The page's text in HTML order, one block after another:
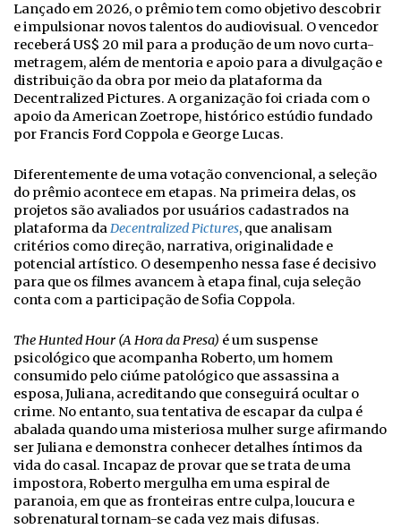
Lançado em 2026, o prêmio tem como objetivo descobrir
e impulsionar novos talentos do audiovisual. O vencedor
receberá US$ 20 mil para a produção de um novo curta-
metragem, além de mentoria e apoio para a divulgação e
distribuição da obra por meio da plataforma da
Decentralized Pictures. A organização foi criada com o
apoio da American Zoetrope, histórico estúdio fundado
por Francis Ford Coppola e George Lucas.
Diferentemente de uma votação convencional, a seleção
do prêmio acontece em etapas. Na primeira delas, os
projetos são avaliados por usuários cadastrados na
plataforma daDecentralized Pictures, que analisam
critérios como direção, narrativa, originalidade e
potencial artístico. O desempenho nessa fase é decisivo
para que os filmes avancem à etapa final, cuja seleção
conta com a participação de Sofia Coppola.
The Hunted Hour (A Hora da Presa) é um suspense
psicológico que acompanha Roberto, um homem
consumido pelo ciúme patológico que assassina a
esposa, Juliana, acreditando que conseguirá ocultar o
crime. No entanto, sua tentativa de escapar da culpa é
abalada quando uma misteriosa mulher surge afirmando
ser Juliana e demonstra conhecer detalhes íntimos da
vida do casal. Incapaz de provar que se trata de uma
impostora, Roberto mergulha em uma espiral de
paranoia, em que as fronteiras entre culpa, loucura e
sobrenatural tornam-se cada vez mais difusas.